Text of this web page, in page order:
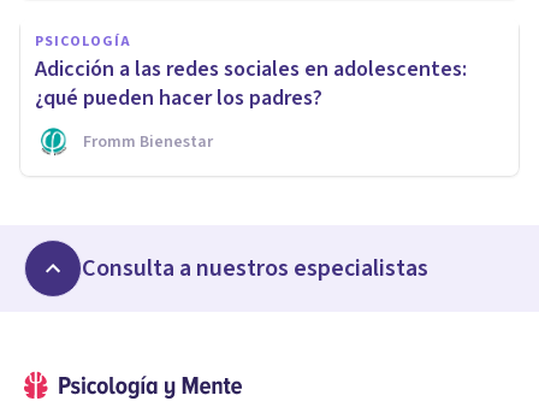
PSICOLOGÍA
Adicción a las redes sociales en adolescentes:
¿qué pueden hacer los padres?
Fromm Bienestar
Consulta a nuestros especialistas